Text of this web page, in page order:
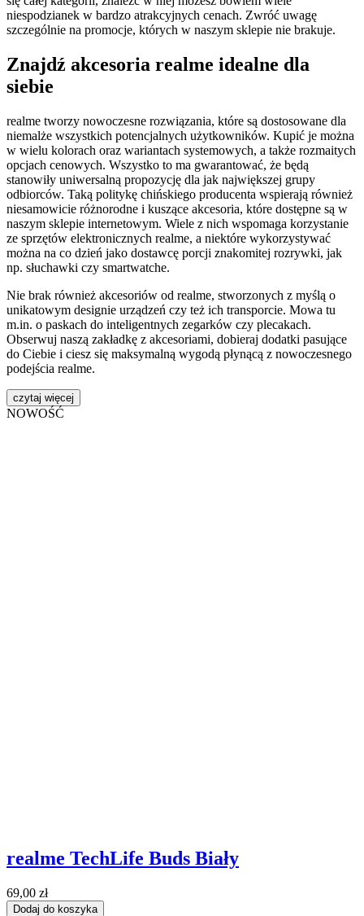
niespodzianek w bardzo atrakcyjnych cenach. Zwróć uwagę
szczególnie na promocje, których w naszym sklepie nie brakuje.
Znajdź akcesoria realme idealne dla
siebie
realme tworzy nowoczesne rozwiązania, które są dostosowane dla
niemalże wszystkich potencjalnych użytkowników. Kupić je można
w wielu kolorach oraz wariantach systemowych, a także rozmaitych
opcjach cenowych. Wszystko to ma gwarantować, że będą
stanowiły uniwersalną propozycję dla jak największej grupy
odbiorców. Taką politykę chińskiego producenta wspierają również
niesamowicie różnorodne i kuszące akcesoria, które dostępne są w
naszym sklepie internetowym. Wiele z nich wspomaga korzystanie
ze sprzętów elektronicznych realme, a niektóre wykorzystywać
można na co dzień jako dostawcę porcji znakomitej rozrywki, jak
np. słuchawki czy smartwatche.
Nie brak również akcesoriów od realme, stworzonych z myślą o
unikatowym designie urządzeń czy też ich transporcie. Mowa tu
m.in. o paskach do inteligentnych zegarków czy plecakach.
Obserwuj naszą zakładkę z akcesoriami, dobieraj dodatki pasujące
do Ciebie i ciesz się maksymalną wygodą płynącą z nowoczesnego
podejścia realme.
czytaj więcej
NOWOŚĆ
realme TechLife Buds Biały
69,00 zł
Dodaj do koszyka